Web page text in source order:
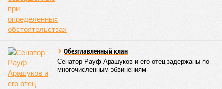
Кировской областей), 2 млн человек остались без крова,
ещё столько же погибли в результате спровоцированной
катастрофой пандемии.
бедствий занимает смертоносный циклон Бхола 1970 года,
ставший самым мощным среди себе подобных за всю
историю наблюдений. Он поразил территории современной
Бангладеш, тогда называвшейся Восточным Пакистаном, и